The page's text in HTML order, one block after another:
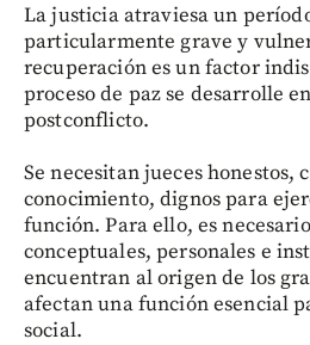
La justicia atraviesa un
particularmente grave y
recuperación es un factor
proceso de paz se desarrolle
postconflicto.
Se necesitan jueces honestos,
conocimiento, dignos para
función. Para ello, es
conceptuales, personales e
encuentran al origen de los
afectan una función esencial
social.